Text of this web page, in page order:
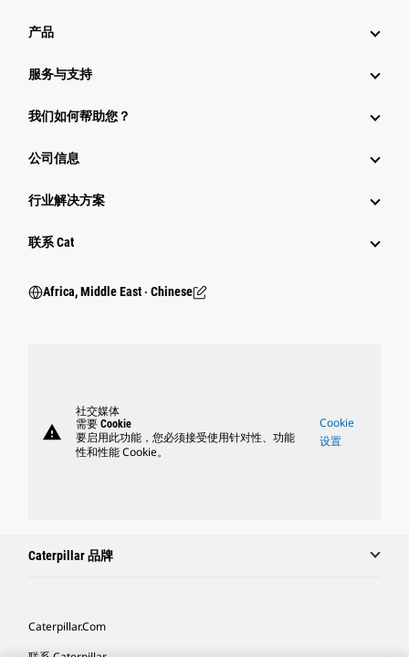
产品
服务与支持
我们如何帮助您？
公司信息
行业解决方案
行业
联系 Cat
Africa, Middle East ‧ Chinese
warning
社交媒体
需要 Cookie
要启用此功能，您必须接受使用针对性、功能
性和性能 Cookie。
Cookie
设置
Caterpillar 品牌
Caterpillar.com